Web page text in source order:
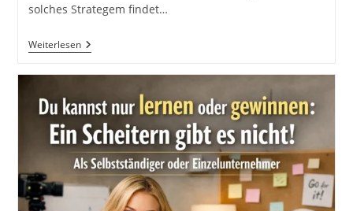
solches Strategem findet…
WeiterlesenEinen
Weg
Gegen
Guo
Ausleihen.
36
Strategeme
Für
Deinen
Erfolg
Als